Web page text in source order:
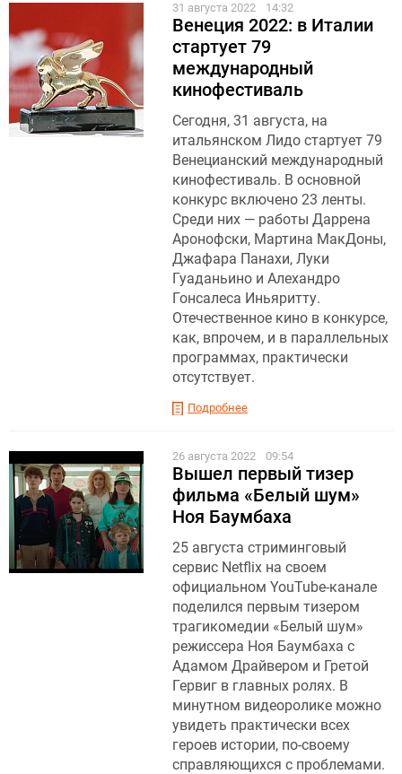
31 августа 2022 14:32
Венеция 2022: в Италии
стартует 79
международный
кинофестиваль
Сегодня, 31 августа, на
итальянском Лидо стартует 79
Венецианский международный
кинофестиваль. В основной
конкурс включено 23 ленты.
Среди них — работы Даррена
Аронофски, Мартина МакДоны,
Джафара Панахи, Луки
Гуаданьино и Алехандро
Гонсалеса Иньяритту.
Отечественное кино в конкурсе,
как, впрочем, и в параллельных
программах, практически
отсутствует.
Подробнее
26 августа 2022 09:54
Вышел первый тизер
фильма «Белый шум»
Ноя Баумбаха
25 августа стриминговый
сервис Netflix на своем
официальном YouTube-канале
поделился первым тизером
трагикомедии «Белый шум»
режиссера Ноя Баумбаха с
Адамом Драйвером и Гретой
Гервиг в главных ролях. В
минутном видеоролике можно
увидеть практически всех
героев истории, по-своему
справляющихся с проблемами.